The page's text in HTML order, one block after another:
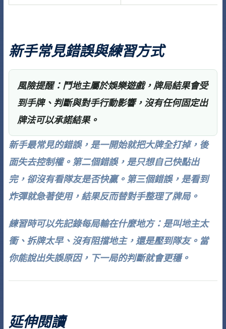
新手常見錯誤與練習方式
風險提醒： 鬥地主屬於娛樂遊戲，牌局結果會受
到手牌、判斷與對手行動影響，沒有任何固定出
牌法可以承諾結果。
新手最常見的錯誤，是一開始就把大牌全打掉，後
面失去控制權。第二個錯誤，是只想自己快點出
完，卻沒有看隊友是否快贏。第三個錯誤，是看到
炸彈就急著使用，結果反而替對手整理了牌局。
練習時可以先記錄每局輸在什麼地方：是叫地主太
衝、拆牌太早、沒有阻擋地主，還是壓到隊友。當
你能說出失誤原因，下一局的判斷就會更穩。
延伸閱讀